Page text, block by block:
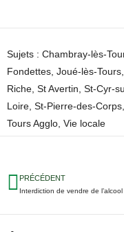
Sujets : Chambray-lès-
Fondettes Joué-lès-Tours
Riche St Avertin St-Cyr-
Loire St-Pierre-des-Corps
Tours Agglo Vie locale
PRÉCÉDENT